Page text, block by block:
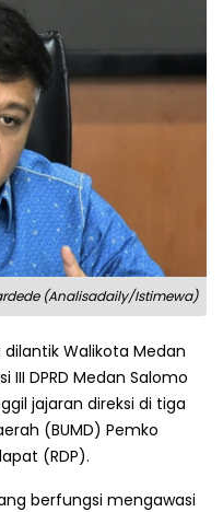
(Analisadaily/Istimewa)
dilantik Walikota Medan
DPRD Medan Salomo
jajaran direksi di tiga
(BUMD) Pemko
(RDP).
berfungsi mengawasi